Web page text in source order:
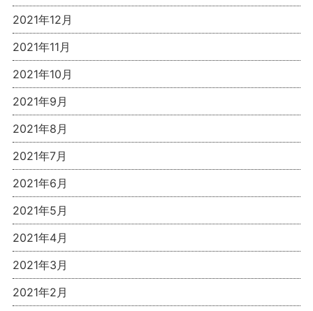
2021年12月
2021年11月
2021年10月
2021年9月
2021年8月
2021年7月
2021年6月
2021年5月
2021年4月
2021年3月
2021年2月